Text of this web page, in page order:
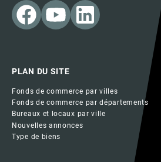
PLAN DU SITE
Fonds de commerce par villes
Fonds de commerce par départements
Bureaux et locaux par ville
Nouvelles annonces
Type de biens